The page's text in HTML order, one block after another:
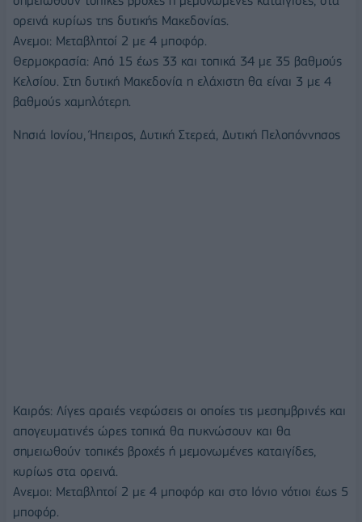
ορεινά κυρίως της δυτικής Μακεδονίας.
Ανεμοι: Μεταβλητοί 2 με 4 μποφόρ.
Θερμοκρασία: Από 15 έως 33 και τοπικά 34 με 35 βαθμούς
Κελσίου. Στη δυτική Μακεδονία η ελάχιστη θα είναι 3 με 4
βαθμούς χαμηλότερη.
Νησιά Ιονίου, Ήπειρος, Δυτική Στερεά, Δυτική Πελοπόννησος
Καιρός: Λίγες αραιές νεφώσεις οι οποίες τις μεσημβρινές και
απογευματινές ώρες τοπικά θα πυκνώσουν και θα
σημειωθούν τοπικές βροχές ή μεμονωμένες καταιγίδες,
κυρίως στα ορεινά.
Ανεμοι: Μεταβλητοί 2 με 4 μποφόρ και στο Ιόνιο νότιοι έως 5
μποφόρ.